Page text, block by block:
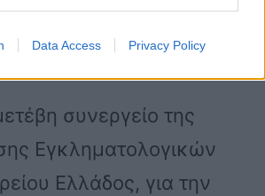
Data Access Privacy Policy
εκχυμώσεις
συνεργείο της
Εγκληματολογικών
Ελλάδος, για την